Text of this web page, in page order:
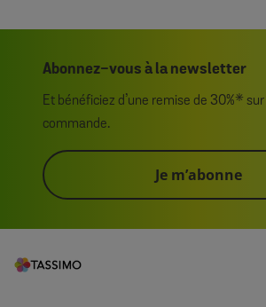
Abonnez-vous à la newsletter
Et bénéficiez d’une remise de 30%*
commande.
Je m’abonne